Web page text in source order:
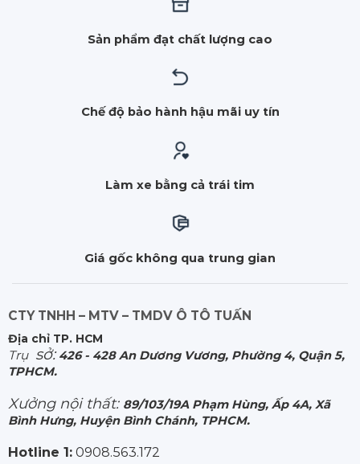
Sản phẩm đạt chất lượng cao
Chế độ bảo hành hậu mãi uy tín
Làm xe bằng cả trái tim
Giá gốc không qua trung gian
CTY TNHH – MTV – TMDV Ô TÔ TUẤN
Địa chỉ TP. HCM
Trụ sở: 426 - 428 An Dương Vương, Phường 4, Quận 5,
TPHCM.
Xưởng nội thất: 89/103/19A Phạm Hùng, Ấp 4A, Xã
Bình Hưng, Huyện Bình Chánh, TPHCM.
Hotline 1:0908.563.172